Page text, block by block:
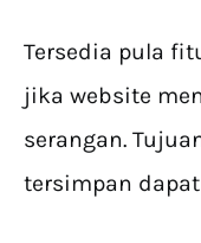
Tersedia pula
jika website
serangan.
tersimpan